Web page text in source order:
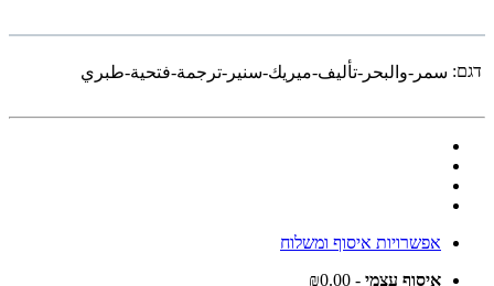
דגם: سمر-والبحر-تأليف-ميريك-سنير-ترجمة-فتحية-طبري
אפשרויות איסוף ומשלוח
איסוף עצמי - ₪0.00